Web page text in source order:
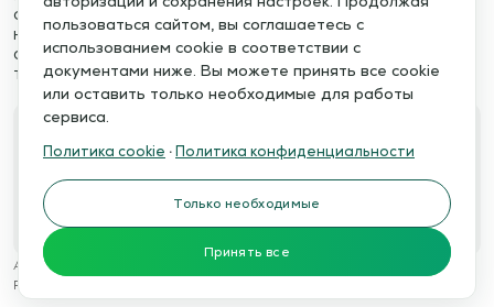
Статьи
Новости
Обучение сервису
Тактический менеджер
Политика конфиденциальности
Политика cookie
Правила использования
Публичная оферта
Телефон:
Электронная почта:
Ассистент тренера © 2015-2026
Разработка сайтов
пользоваться сайтом, вы соглашаетесь с
использованием cookie в соответствии с
документами ниже. Вы можете принять все cookie
или оставить только необходимые для работы
сервиса.
Политика cookie ·Политика конфиденциальности
Только необходимые
Принять все